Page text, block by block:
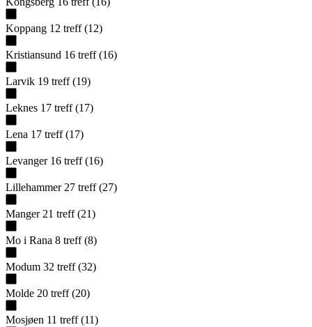
Koppang 12 treff (12)
Kristiansund 16 treff (16)
Larvik 19 treff (19)
Leknes 17 treff (17)
Lena 17 treff (17)
Levanger 16 treff (16)
Lillehammer 27 treff (27)
Manger 21 treff (21)
Mo i Rana 8 treff (8)
Modum 32 treff (32)
Molde 20 treff (20)
Mosjøen 11 treff (11)